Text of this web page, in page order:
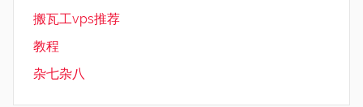
搬瓦工vps推荐
教程
杂七杂八